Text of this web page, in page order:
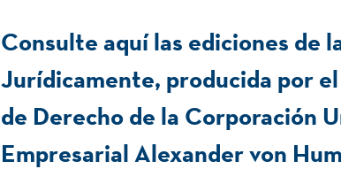
Consulte aquí las ediciones de
Jurídicamente, producida por
de Derecho de la Corporación
Empresarial Alexander von